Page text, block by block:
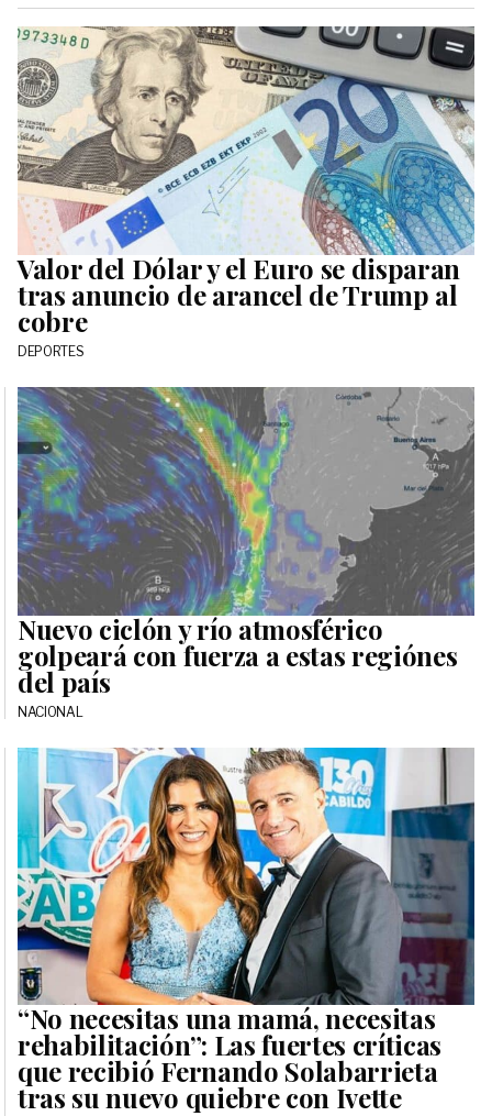
Valor del Dólar y el Euro se disparan
tras anuncio de arancel de Trump al
cobre
DEPORTES
Nuevo ciclón y río atmosférico
golpeará con fuerza a estas regiónes
del país
NACIONAL
“No necesitas una mamá, necesitas
rehabilitación”: Las fuertes críticas
que recibió Fernando Solabarrieta
tras su nuevo quiebre con Ivette